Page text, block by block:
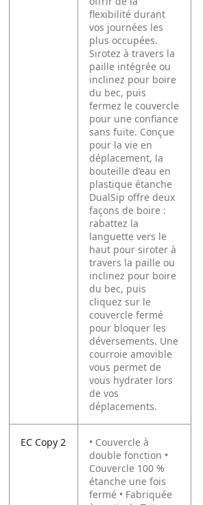
flexibilité durant
vos journées les
plus occupées.
Sirotez à travers la
paille intégrée ou
inclinez pour boire
du bec, puis
fermez le couvercle
pour une confiance
sans fuite. Conçue
pour la vie en
déplacement, la
bouteille d’eau en
plastique étanche
DualSip offre deux
façons de boire :
rabattez la
languette vers le
haut pour siroter à
travers la paille ou
inclinez pour boire
du bec, puis
cliquez sur le
couvercle fermé
pour bloquer les
déversements. Une
courroie amovible
vous permet de
vous hydrater lors
de vos
déplacements.
EC Copy 2
• Couvercle à
double fonction •
Couvercle 100 %
étanche une fois
fermé • Fabriquée